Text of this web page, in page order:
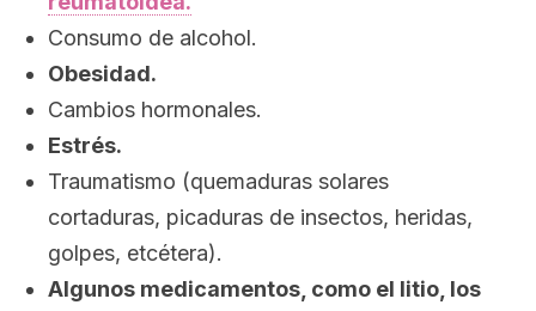
Consumo de alcohol.
Obesidad.
Cambios hormonales.
Estrés.
Traumatismo (quemaduras solares
cortaduras, picaduras de insectos, heridas,
golpes, etcétera).
Algunos medicamentos, como el litio, los